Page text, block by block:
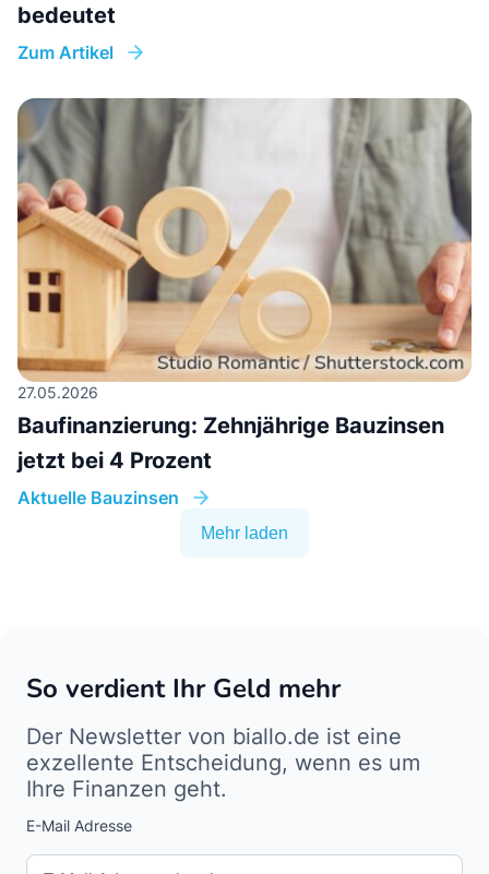
bedeutet
Zum Artikel
27.05.2026
Baufinanzierung: Zehnjährige Bauzinsen
jetzt bei 4 Prozent
Aktuelle Bauzinsen
Mehr laden
So verdient Ihr Geld mehr
Der Newsletter von biallo.de ist eine
exzellente Entscheidung, wenn es um
Ihre Finanzen geht.
E-Mail Adresse
Interests
Amount